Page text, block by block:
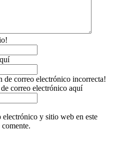
de correo electrónico incorrecta!
correo electrónico aquí
y sitio web en este